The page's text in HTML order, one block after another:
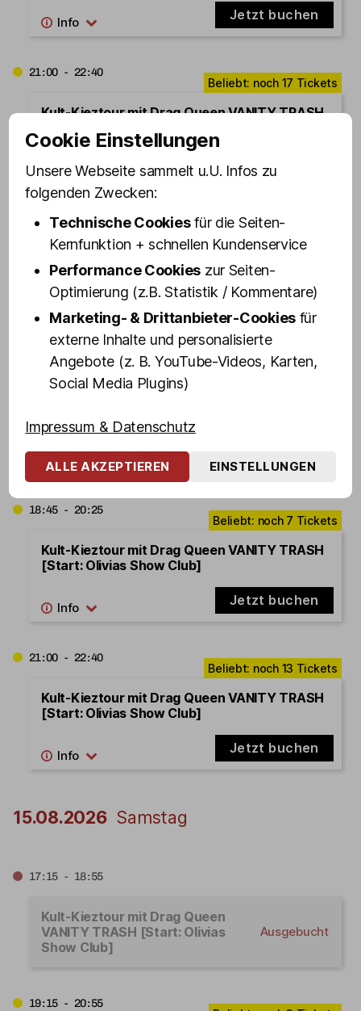
Jetzt buchen
21:00 - 22:40
Kult-Kieztour mit Drag Queen VANITY TRASH
Jetzt buchen
12.08.2026 Mittwoch
19:30 - 21:10
Kult-Kieztour mit Drag Queen VANITY TRASH
[Start: Olivia Jones Bar]
14.08.2026 Freitag
18:45 - 20:25
Kult-Kieztour mit Drag Queen VANITY TRASH
[Start: Olivias Show Club]
Jetzt buchen
21:00 - 22:40
Kult-Kieztour mit Drag Queen VANITY TRASH
[Start: Olivias Show Club]
Jetzt buchen
15.08.2026 Samstag
17:15 - 18:55
Kult-Kieztour mit Drag Queen
VANITY TRASH [Start: Olivias
Show Club]
Ausgebucht
19:15 - 20:55
Cookie Einstellungen
Unsere Webseite sammelt u.U. Infos zu
folgenden Zwecken:
Technische Cookiesfür die Seiten-
Kernfunktion + schnellen Kundenservice
Performance Cookies zur Seiten-
Optimierung (z.B. Statistik / Kommentare)
Marketing- & Drittanbieter-Cookies für
externe Inhalte und personalisierte
Angebote (z. B. YouTube-Videos, Karten,
Social Media Plugins)
Impressum & Datenschutz
ALLE AKZEPTIEREN EINSTELLUNGEN